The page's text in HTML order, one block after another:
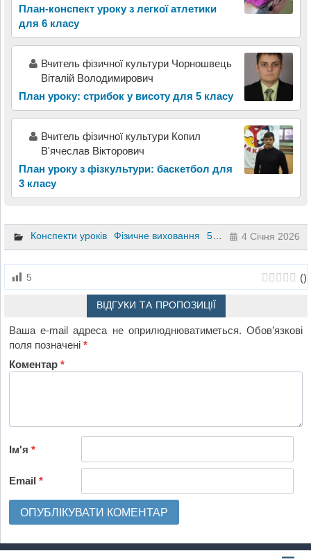
План-конспект уроку з легкої атлетики
для 6 класу
Вчитель фізичної культури Чорношвець
Віталій Володимирович
План уроку: стрибок у висоту для 5 класу
Вчитель фізичної культури Копил
В'ячеслав Вікторович
План уроку з фізкультури: баскетбол для
3 класу
Конспекти уроків Фізичне виховання 5 клас 4 Січня 2026
5 ()
ВІДГУКИ ТА ПРОПОЗИЦІЇ
Ваша e-mail адреса не оприлюднюватиметься. Обов’язкові
поля позначені*
Коментар*
Ім'я*
Email*